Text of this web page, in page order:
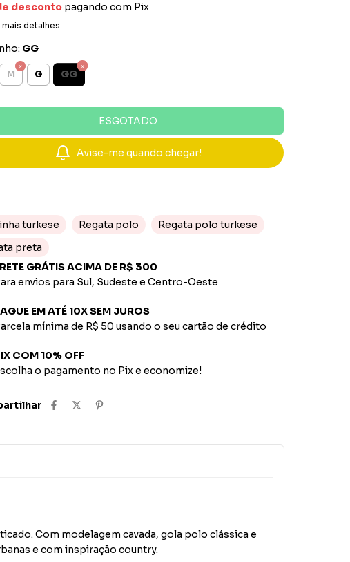
desconto pagando com Pix
detalhes
GG
M G GG
Avise-me quando chegar!
turkese Regata polo
Regata polo turkese
preta
GRÁTIS ACIMA DE R$ 300
envios para Sul, Sudeste e Centro-Oeste
EM ATÉ 10X SEM JUROS
mínima de R$ 50 usando o seu cartão de crédito
COM 10% OFF
o pagamento no Pix e economize!
Com modelagem cavada, gola polo clássica e
e com inspiração country.